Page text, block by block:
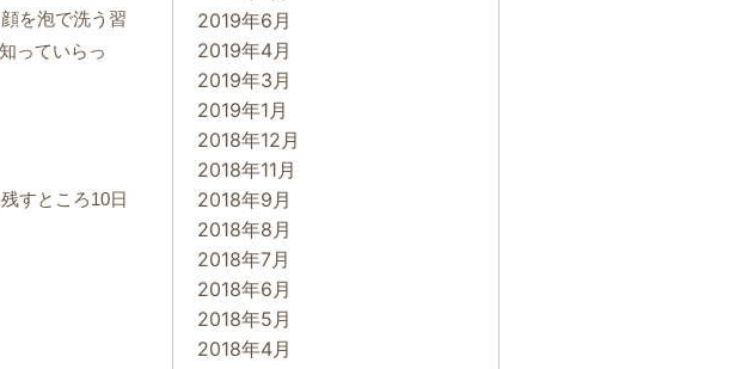
を泡で洗う習
っていらっ
すところ10日
2019年6月
2019年4月
2019年3月
2019年1月
2018年12月
2018年11月
2018年9月
2018年8月
2018年7月
2018年6月
2018年5月
2018年4月